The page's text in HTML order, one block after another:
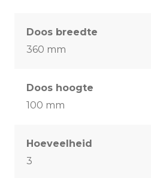
Doos breedte
360 mm
Doos hoogte
100 mm
Hoeveelheid
3